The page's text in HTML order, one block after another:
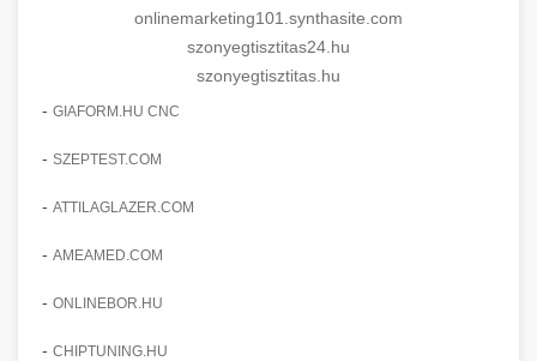
onlinemarketing101.synthasite.com
szonyegtisztitas24.hu
szonyegtisztitas.hu
- GIAFORM.HU CNC
- SZEPTEST.COM
- ATTILAGLAZER.COM
- AMEAMED.COM
- ONLINEBOR.HU
- CHIPTUNING.HU